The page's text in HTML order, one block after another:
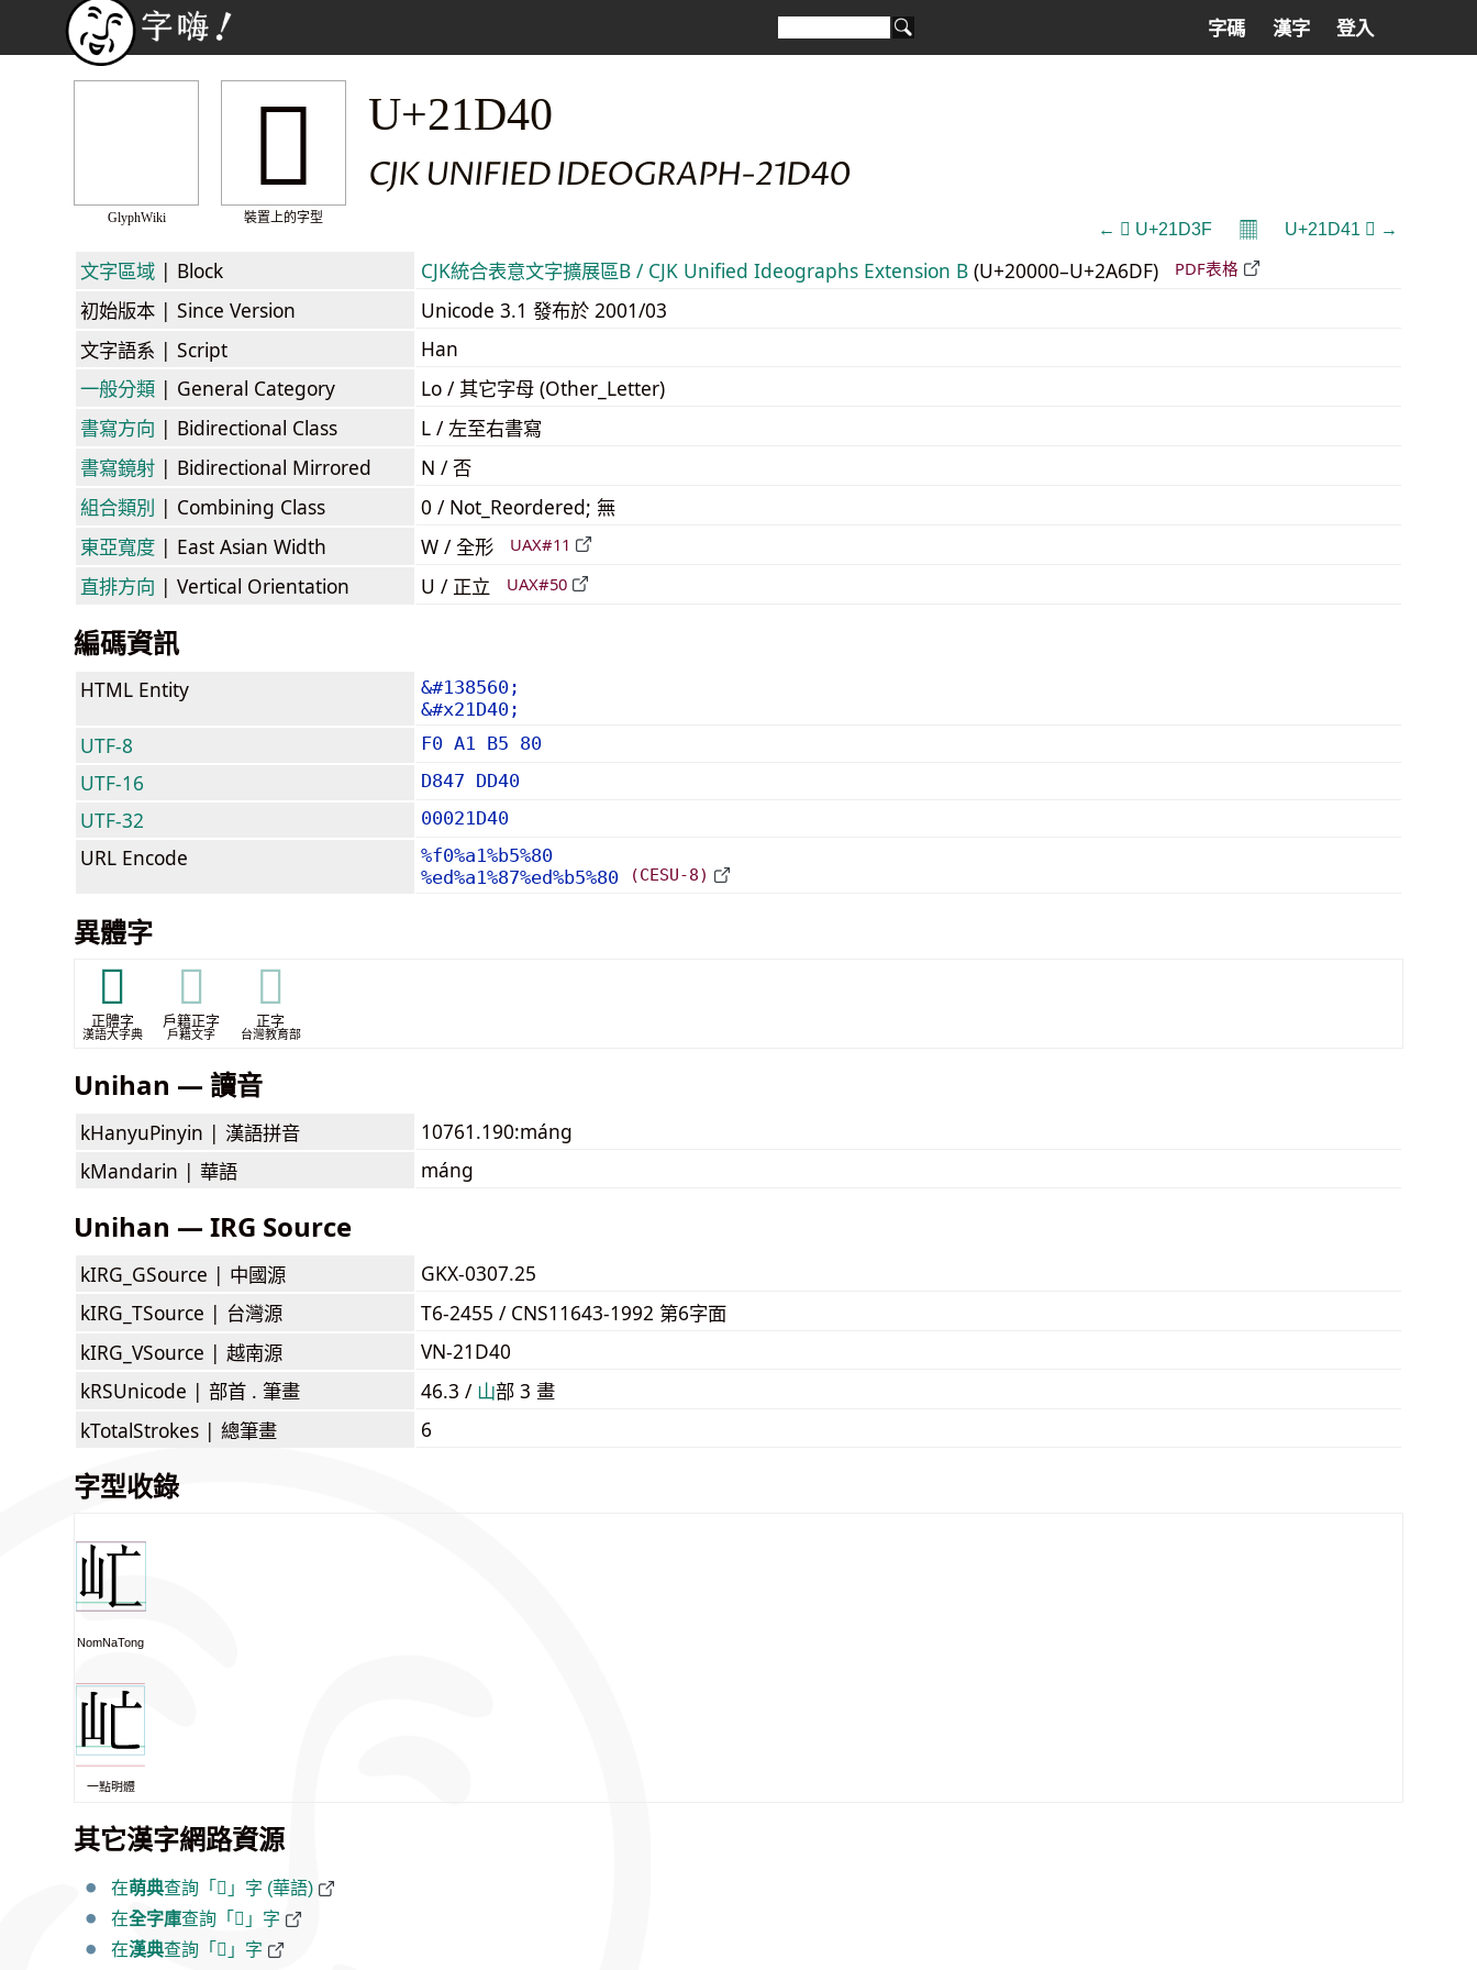
字碼 漢字 登入
GlyphWiki
𡵀
裝置上的字型
U+21D40
CJK UNIFIED IDEOGRAPH-21D40
← 𡴿 U+21D3F 𝄜 U+21D41 𡵁 →
文字區域 | Block CJK統合表意文字擴展區B / CJK Unified Ideographs Extension B (U+20000–U+2A6DF) PDF表格
初始版本 | Since Version
Unicode 3.1 發布於 2001/03
文字語系 | Script
Han
一般分類 | General Category
Lo / 其它字母 (Other_Letter)
書寫方向 | Bidirectional Class
L / 左至右書寫
書寫鏡射 | Bidirectional Mirrored
N / 否
組合類別 | Combining Class
0 / Not_Reordered; 無
東亞寬度 | East Asian Width W / 全形 UAX#11
直排方向 | Vertical Orientation U / 正立 UAX#50
編碼資訊
HTML Entity
&#138560;
&#x21D40;
UTF-8 F0 A1 B5 80
UTF-16 D847 DD40
UTF-32 00021D40
URL Encode
%f0%a1%b5%80
%ed%a1%87%ed%b5%80
(CESU-8)
異體字
𥐞
正體字
漢語大字典
𥐞
戶籍正字
戶籍文字
𥐞
正字
台灣教育部
Unihan — 讀音
kHanyuPinyin | 漢語拼音
10761.190:máng
kMandarin | 華語 máng
Unihan — IRG Source
kIRG_GSource | 中國源
GKX-0307.25
kIRG_TSource | 台灣源
T6-2455 / CNS11643-1992 第6字面
kIRG_VSource | 越南源
VN-21D40
kRSUnicode | 部首 . 筆畫 46.3 / ⼭部 3 畫
kTotalStrokes | 總筆畫 6
字型收錄
NomNaTong
一點明體
其它漢字網路資源
在萌典查詢「𡵀」字 (華語)
在全字庫查詢「𡵀」字
在漢典查詢「𡵀」字